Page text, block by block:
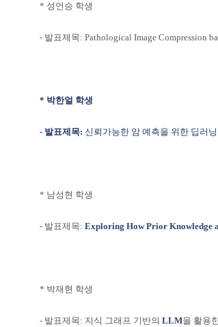
* 성언승 학생
- 발표제목: Pathological Image Compression
* 박한얼 학생
- 발표제목: 신뢰가능한 암 예측을 위한 딥러
* 남성현 학생
- 발표제목: Exploring How Prior Knowledge
* 박재현 학생
- 발표제목: 지식 그래프 기반의 LLM을 활용